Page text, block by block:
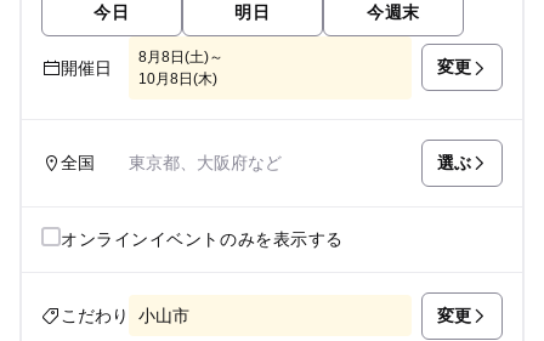
今日 明日 今週末
開催日
8月8日(土)～
10月8日(木)
変更
全国 東京都、大阪府など 選ぶ
オンラインイベントのみを表示する
こだわり 小山市 変更